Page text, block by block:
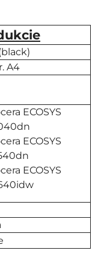
A4
ECOSYS
ECOSYS
ECOSYS